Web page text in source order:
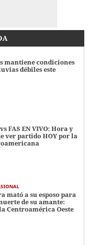
mantiene condiciones
débiles este
FAS EN VIVO: Hora y
ver partido HOY por la
mató a su esposo para
de su amante:
Centroamérica Oeste